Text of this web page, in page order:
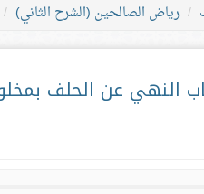
رياض الصالحين (الشرح الثاني)
(باب النهي عن الحلف